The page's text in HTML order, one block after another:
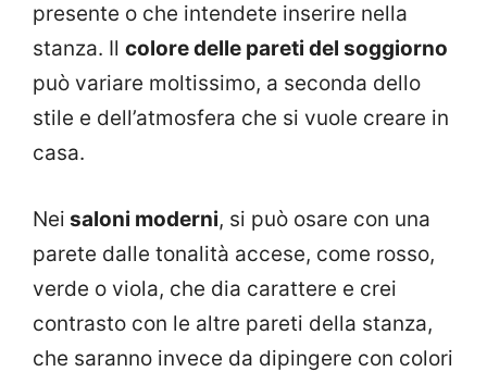
presente o che intendete inserire nella
stanza. Il colore delle pareti del soggiorno
può variare moltissimo, a seconda dello
stile e dell’atmosfera che si vuole creare in
casa.
Nei saloni moderni, si può osare con una
parete dalle tonalità accese, come rosso,
verde o viola, che dia carattere e crei
contrasto con le altre pareti della stanza,
che saranno invece da dipingere con colori